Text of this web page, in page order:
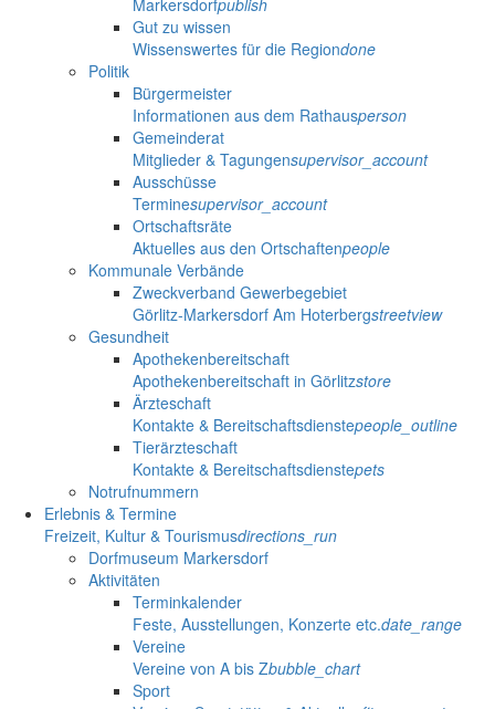
Markersdorfpublish
Gut zu wissen
Wissenswertes für die Regiondone
Politik
Bürgermeister
Informationen aus dem Rathausperson
Gemeinderat
Mitglieder & Tagungensupervisor_account
Ausschüsse
Terminesupervisor_account
Ortschaftsräte
Aktuelles aus den Ortschaftenpeople
Kommunale Verbände
Zweckverband Gewerbegebiet
Görlitz-Markersdorf Am Hoterbergstreetview
Gesundheit
Apothekenbereitschaft
Apothekenbereitschaft in Görlitzstore
Ärzteschaft
Kontakte & Bereitschaftsdienstepeople_outline
Tierärzteschaft
Kontakte & Bereitschaftsdienstepets
Notrufnummern
Erlebnis & Termine
Freizeit, Kultur & Tourismusdirections_run
Dorfmuseum Markersdorf
Aktivitäten
Terminkalender
Feste, Ausstellungen, Konzerte etc.date_range
Vereine
Vereine von A bis Zbubble_chart
Sport